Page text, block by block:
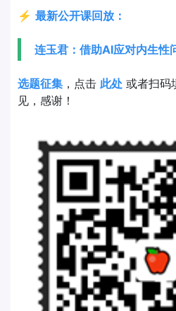
⚡ 最新公开课回放：
连玉君：借助AI应对内生性
选题征集 ，点击 此处 或者扫码
见，感谢！